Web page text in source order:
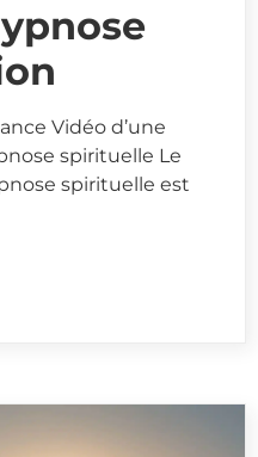
Vidéo d’une
spirituelle Le
spirituelle est